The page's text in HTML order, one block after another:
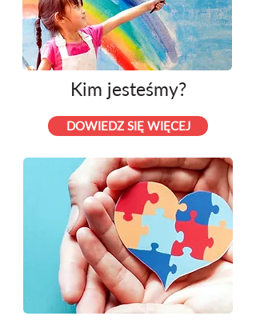
Kim jesteśmy?
DOWIEDZ SIĘ WIĘCEJ